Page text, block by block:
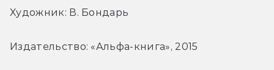
Художник: В. Бондарь
Издательство: «Альфа-книга», 2015